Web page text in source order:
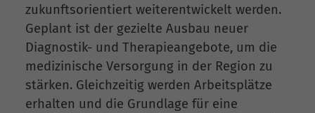
zukunftsorientiert weiterentwickelt werden.
Geplant ist der gezielte Ausbau neuer
Diagnostik- und Therapieangebote, um die
medizinische Versorgung in der Region zu
stärken. Gleichzeitig werden Arbeitsplätze
erhalten und die Grundlage für eine